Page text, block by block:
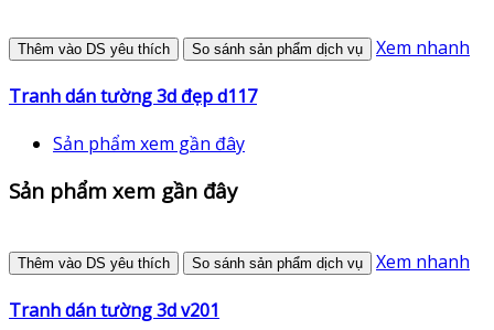
Thêm vào DS yêu thích So sánh sản phẩm dịch vụ Xem nhanh
Tranh dán tường 3d đẹp d117
Sản phẩm xem gần đây
Sản phẩm xem gần đây
Thêm vào DS yêu thích So sánh sản phẩm dịch vụ Xem nhanh
Tranh dán tường 3d v201